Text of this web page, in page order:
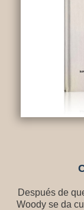
Después de
Woody se da